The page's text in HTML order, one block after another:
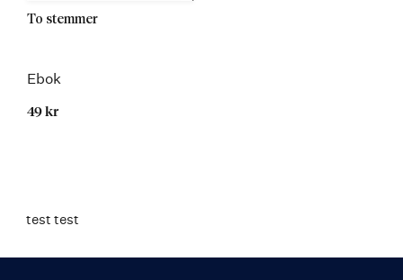
To stemmer
Ebok
49 kr
test test